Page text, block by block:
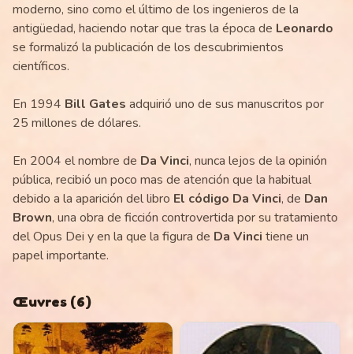
moderno, sino como el último de los ingenieros de la
antigüedad, haciendo notar que tras la época de Leonardo
se formalizó la publicación de los descubrimientos
científicos.
En 1994 Bill Gates adquirió uno de sus manuscritos por
25 millones de dólares.
En 2004 el nombre de Da Vinci, nunca lejos de la opinión
pública, recibió un poco mas de atención que la habitual
debido a la aparición del libro El código Da Vinci, de Dan
Brown, una obra de ficción controvertida por su tratamiento
del Opus Dei y en la que la figura de Da Vinci tiene un
papel importante.
Œuvres (6)